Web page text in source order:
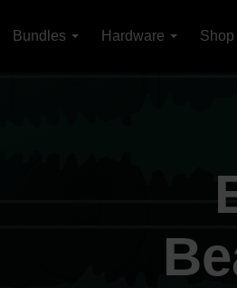
Bundles Hardware Shop